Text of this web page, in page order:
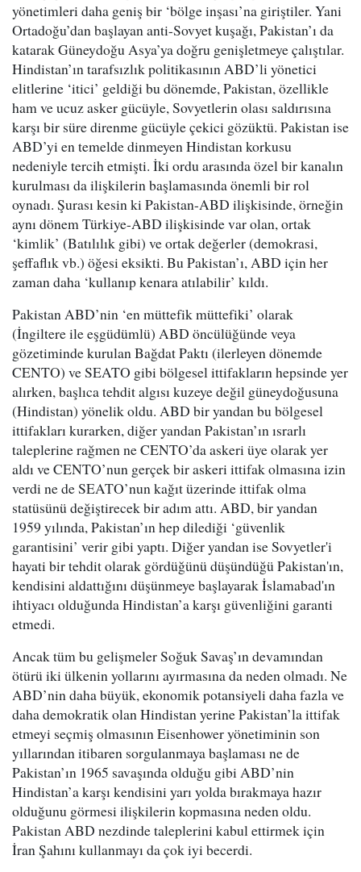
yönetimleri daha geniş bir ‘bölge inşası’na giriştiler. Yani
Ortadoğu’dan başlayan anti-Sovyet kuşağı, Pakistan’ı da
katarak Güneydoğu Asya’ya doğru genişletmeye çalıştılar.
Hindistan’ın tarafsızlık politikasının ABD’li yönetici
elitlerine ‘itici’ geldiği bu dönemde, Pakistan, özellikle
ham ve ucuz asker gücüyle, Sovyetlerin olası saldırısına
karşı bir süre direnme gücüyle çekici gözüktü. Pakistan ise
ABD’yi en temelde dinmeyen Hindistan korkusu
nedeniyle tercih etmişti. İki ordu arasında özel bir kanalın
kurulması da ilişkilerin başlamasında önemli bir rol
oynadı. Şurası kesin ki Pakistan-ABD ilişkisinde, örneğin
aynı dönem Türkiye-ABD ilişkisinde var olan, ortak
‘kimlik’ (Batılılık gibi) ve ortak değerler (demokrasi,
şeffaflık vb.) öğesi eksikti. Bu Pakistan’ı, ABD için her
zaman daha ‘kullanıp kenara atılabilir’ kıldı.
Pakistan ABD’nin ‘en müttefik müttefiki’ olarak
(İngiltere ile eşgüdümlü) ABD öncülüğünde veya
gözetiminde kurulan Bağdat Paktı (ilerleyen dönemde
CENTO) ve SEATO gibi bölgesel ittifakların hepsinde yer
alırken, başlıca tehdit algısı kuzeye değil güneydoğusuna
(Hindistan) yönelik oldu. ABD bir yandan bu bölgesel
ittifakları kurarken, diğer yandan Pakistan’ın ısrarlı
taleplerine rağmen ne CENTO’da askeri üye olarak yer
aldı ve CENTO’nun gerçek bir askeri ittifak olmasına izin
verdi ne de SEATO’nun kağıt üzerinde ittifak olma
statüsünü değiştirecek bir adım attı. ABD, bir yandan
1959 yılında, Pakistan’ın hep dilediği ‘güvenlik
garantisini’ verir gibi yaptı. Diğer yandan ise Sovyetler'i
hayati bir tehdit olarak gördüğünü düşündüğü Pakistan'ın,
kendisini aldattığını düşünmeye başlayarak İslamabad'ın
ihtiyacı olduğunda Hindistan’a karşı güvenliğini garanti
etmedi.
Ancak tüm bu gelişmeler Soğuk Savaş’ın devamından
ötürü iki ülkenin yollarını ayırmasına da neden olmadı. Ne
ABD’nin daha büyük, ekonomik potansiyeli daha fazla ve
daha demokratik olan Hindistan yerine Pakistan’la ittifak
etmeyi seçmiş olmasının Eisenhower yönetiminin son
yıllarından itibaren sorgulanmaya başlaması ne de
Pakistan’ın 1965 savaşında olduğu gibi ABD’nin
Hindistan’a karşı kendisini yarı yolda bırakmaya hazır
olduğunu görmesi ilişkilerin kopmasına neden oldu.
Pakistan ABD nezdinde taleplerini kabul ettirmek için
İran Şahını kullanmayı da çok iyi becerdi.